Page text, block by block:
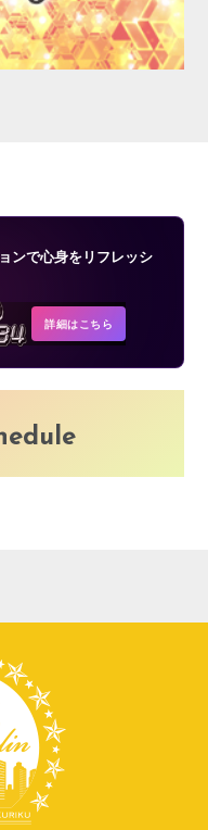
ンで心身をリフレッシ
詳細はこちら